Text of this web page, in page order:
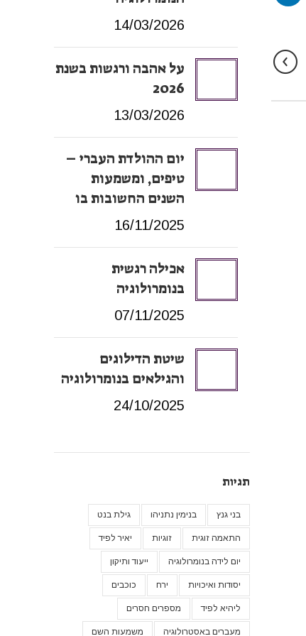
14/03/2026
על אהבה ורגשות בשנת
2026
13/03/2026
יום ההולדת העברי –
טיפים, ומשמעות
השנים החשובות בו
16/11/2025
אכילה רגשית
בנומרולוגיה
07/11/2025
שיטת הדילוגים
והגילאים בנומרולוגיה
24/10/2025
תגיות
בני גנץ בנימין נתניהו גילת בנט
התאמה זוגית זוגיות יאיר לפיד
יום לידה בנומרולוגיה ייעוד ותיקון
יסודות ואיכויות ירח כוכבים
ליהיא לפיד מספרים חסרים
מעברים באסטרולוגיה משמעות השם